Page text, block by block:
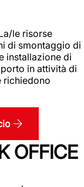
le risorse
di smontaggio di
installazione di
in attività di
richiedono
OFFICE